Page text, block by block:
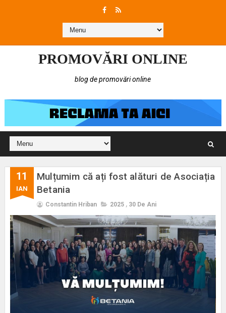
PROMOVĂRI ONLINE
blog de promovări online
11
IAN
Mulțumim că ați fost alături de Asociația
Betania
Constantin Hriban 2025 , 30 De Ani